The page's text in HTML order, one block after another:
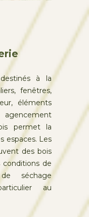
à la
fenêtres,
éléments
permet la
espaces. Les
des bois
de
séchage
au